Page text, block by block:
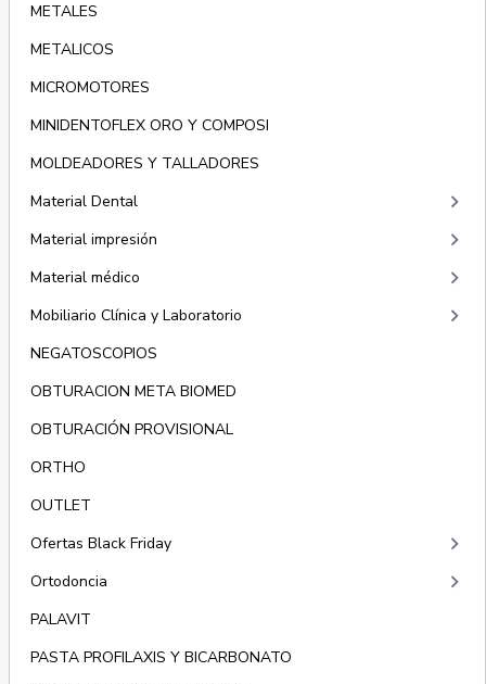
METALES
METALICOS
MICROMOTORES
MINIDENTOFLEX ORO Y COMPOSI
MOLDEADORES Y TALLADORES
Material Dental
keyboard_arrow_right
Material impresión keyboard_arrow_right
Material médico keyboard_arrow_right
Mobiliario Clínica y Laboratorio keyboard_arrow_right
NEGATOSCOPIOS
OBTURACION META BIOMED
OBTURACIÓN PROVISIONAL
ORTHO
OUTLET
Ofertas Black Friday
keyboard_arrow_right
Ortodoncia keyboard_arrow_right
PALAVIT
PASTA PROFILAXIS Y BICARBONATO